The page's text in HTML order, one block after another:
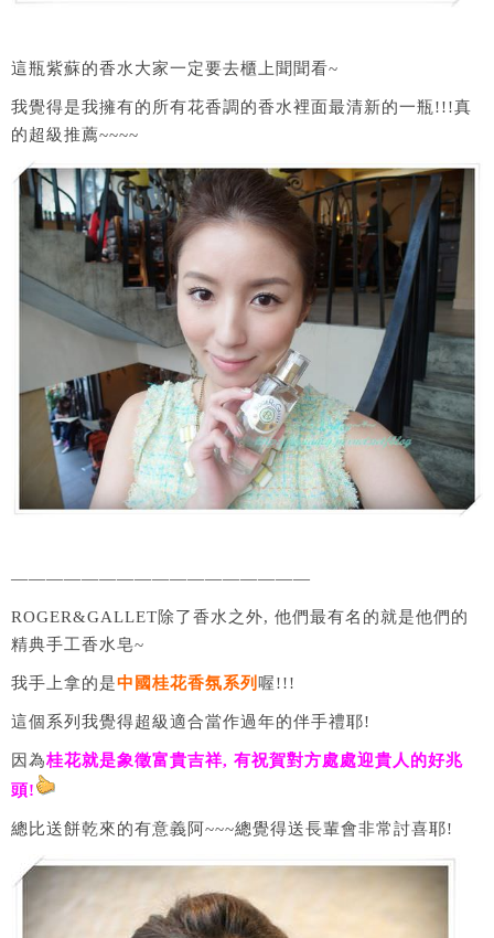
這瓶紫蘇的香水大家一定要去櫃上聞聞看~
我覺得是我擁有的所有花香調的香水裡面最清新的一瓶!!!真
的超級推薦~~~~
—————————————————
ROGER&GALLET除了香水之外, 他們最有名的就是他們的
精典手工香水皂~
我手上拿的是中國桂花香氛系列 喔!!!
這個系列我覺得超級適合當作過年的伴手禮耶!
因為桂花就是象徵富貴吉祥, 有祝賀對方處處迎貴人的好兆
頭!
總比送餅乾來的有意義阿~~~總覺得送長輩會非常討喜耶!